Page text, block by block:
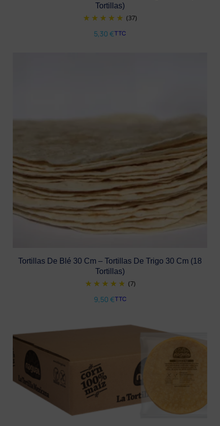
Tortillas)
(37)
5,30 €TTC
Tortillas De Blé 30 Cm – Tortillas De Trigo 30 Cm (18
Tortillas)
(7)
9,50 €TTC